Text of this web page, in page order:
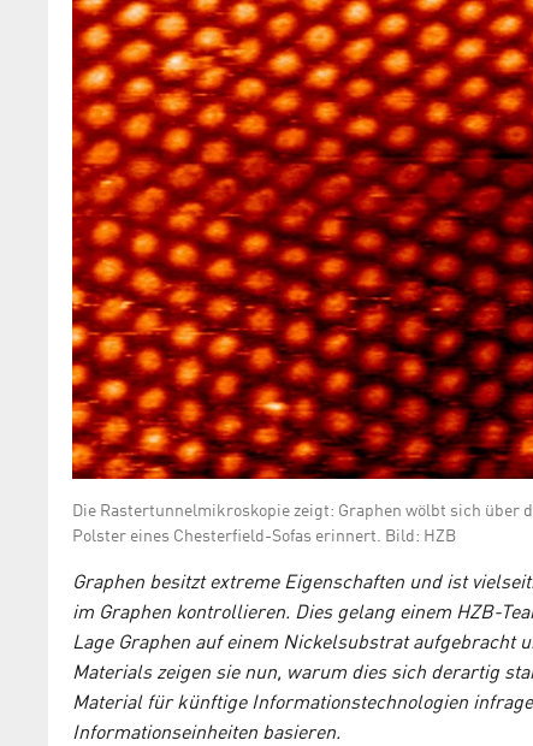
Die Rastertunnelmikroskopie zeigt: Graphen wölbt sich über
Polster eines Chesterfield-Sofas erinnert. Bild: HZB
Graphen besitzt extreme Eigenschaften und ist
im Graphen kontrollieren. Dies gelang einem HZB-
Lage Graphen auf einem Nickelsubstrat aufgebracht
Materials zeigen sie nun, warum dies sich derartig
Material für künftige Informationstechnologien
Informationseinheiten basieren.